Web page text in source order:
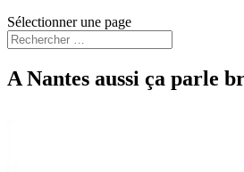
Sélectionner une page
A Nantes aussi ça parle